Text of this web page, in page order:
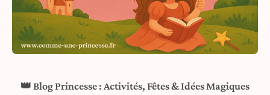
👑 Blog Princesse : Activités, Fêtes & Idées Magiques